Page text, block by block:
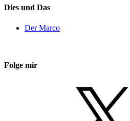
Dies und Das
Der Marco
Folge mir